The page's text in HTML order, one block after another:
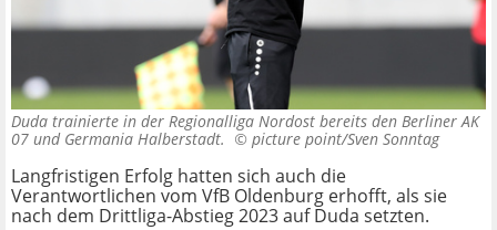
Duda trainierte in der Regionalliga Nordost bereits den Berliner AK
07 und Germania Halberstadt. © picture point/Sven Sonntag
Langfristigen Erfolg hatten sich auch die
Verantwortlichen vom VfB Oldenburg erhofft, als sie
nach dem Drittliga-Abstieg 2023 auf Duda setzten.